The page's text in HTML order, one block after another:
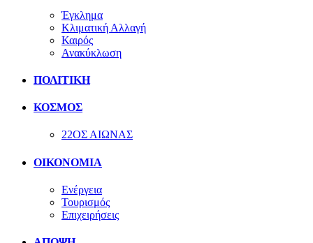
Έγκλημα
Κλιματική Αλλαγή
Καιρός
Ανακύκλωση
ΠΟΛΙΤΙΚΗ
ΚΟΣΜΟΣ
22ΟΣ ΑΙΩΝΑΣ
ΟΙΚΟΝΟΜΙΑ
Ενέργεια
Τουρισμός
Επιχειρήσεις